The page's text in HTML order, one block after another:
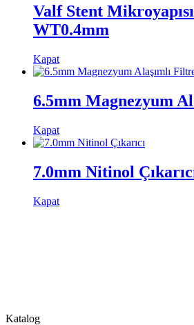
Valf Stent
WT0.4mm
Kapat
6.5mm Magnezyum
Kapat
7.0mm Nitinol
Kapat
Katalog